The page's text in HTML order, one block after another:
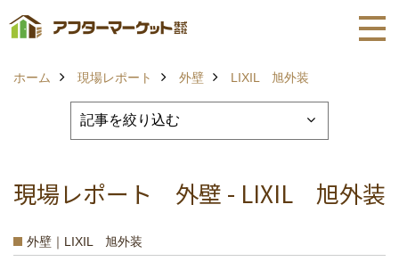
ホーム 現場レポート 外壁 LIXIL 旭外装
現場レポート 外壁 - LIXIL 旭外装
外壁｜LIXIL 旭外装